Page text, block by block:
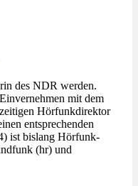
des NDR werden.
mit dem
Hörfunkdirektor
entsprechenden
ist bislang Hörfunk-
(hr) und